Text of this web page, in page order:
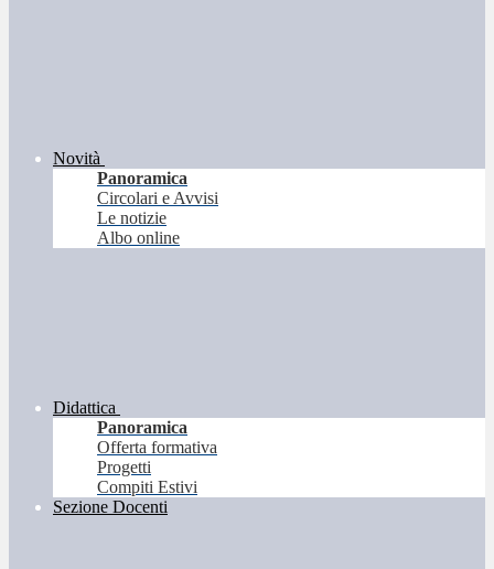
Novità
Panoramica
Circolari e Avvisi
Le notizie
Albo online
Didattica
Panoramica
Offerta formativa
Progetti
Compiti Estivi
Sezione Docenti